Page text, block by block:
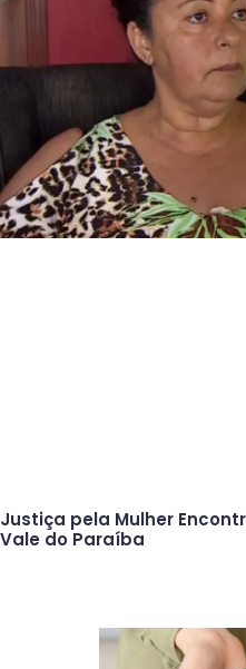
Justiça pela Mulher
Vale do Paraíba